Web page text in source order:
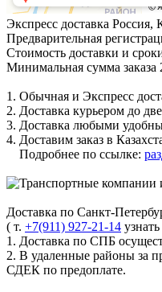
Экспресс доставка Россия,
Предварительная
Стоимость доставки и
Минимальная сумма заказа
1. Обычная и Экспресс
2. Доставка курьером до
3. Доставка любыми
4. Доставим заказ в
Подробнее по ссылке:
Доставка по Санкт-
( т. +7(911) 927-21-14
1. Доставка по СПБ
2. В удаленные районы за
СДЕК по предоплате.